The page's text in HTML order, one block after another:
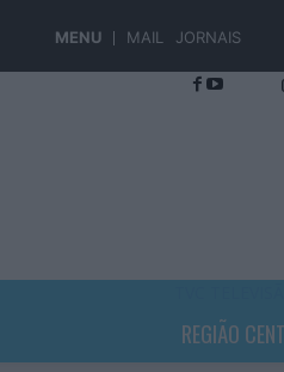
MENU MAIL JORNAIS
REGIÃO